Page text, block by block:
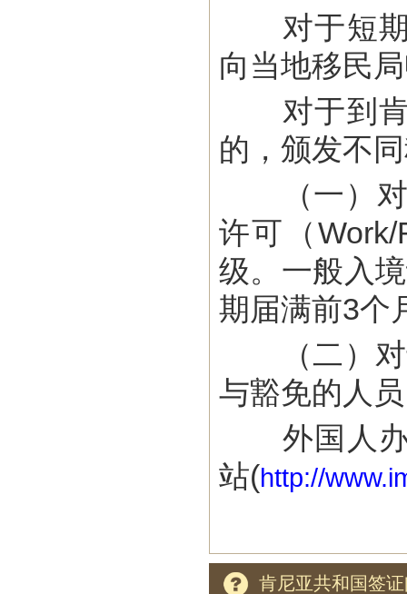
对于短期
向当地移民
对于到肯
的，颁发不
（一）对
许可（
级。一般入
期届满前3个
（二）对
与豁免的人
外国人办
站(http://
肯尼亚共和国签